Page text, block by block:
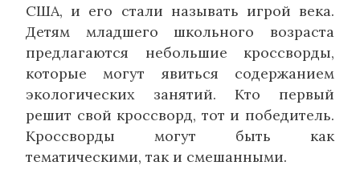
США, и его стали называть игрой века.
Детям младшего школьного возраста
предлагаются небольшие кроссворды,
которые могут явиться содержанием
экологических занятий. Кто первый
решит свой кроссворд, тот и победитель.
Кроссворды могут быть как
тематическими, так и смешанными.